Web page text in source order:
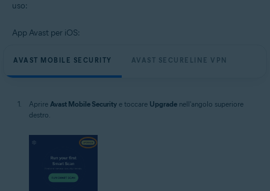
uso:
App Avast per iOS:
AVAST MOBILE SECURITY AVAST SECURELINE VPN
Aprire Avast Mobile Security e toccare Upgrade nell'angolo superiore
destro.